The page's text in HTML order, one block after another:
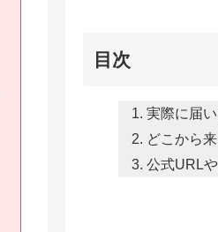
目次
実際に届
どこから
公式URL